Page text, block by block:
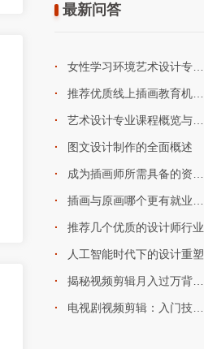
最新问答
女性学习环境艺术设计专业：潜力
推荐优质线上插画教育机构：哪里
艺术设计专业课程概览与解析
图文设计制作的全面概述
成为插画师所需具备的资质与条件解析
插画与原画哪个更有就业前景？
推荐几个优质的设计师行业
人工智能时代下的设计重塑
揭秘视频剪辑月入过万背后的陷阱与骗局
电视剧视频剪辑：入门技巧与步骤详解 以下是